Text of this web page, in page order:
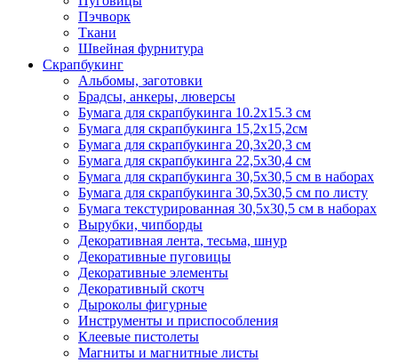
Пэчворк
Ткани
Швейная фурнитура
Скрапбукинг
Альбомы, заготовки
Брадсы, анкеры, люверсы
Бумага для скрапбукинга 10.2х15.3 см
Бумага для скрапбукинга 15,2х15,2см
Бумага для скрапбукинга 20,3х20,3 см
Бумага для скрапбукинга 22,5х30,4 см
Бумага для скрапбукинга 30,5х30,5 см в наборах
Бумага для скрапбукинга 30,5х30,5 см по листу
Бумага текстурированная 30,5х30,5 см в наборах
Вырубки, чипборды
Декоративная лента, тесьма, шнур
Декоративные пуговицы
Декоративные элементы
Декоративный скотч
Дыроколы фигурные
Инструменты и приспособления
Клеевые пистолеты
Магниты и магнитные листы